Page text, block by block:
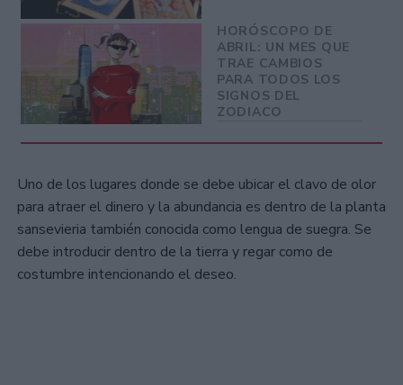
HORÓSCOPO DE
ABRIL: UN MES QUE
TRAE CAMBIOS
PARA TODOS LOS
SIGNOS DEL
ZODIACO
Uno de los lugares donde se debe ubicar el clavo de olor
para atraer el dinero y la abundancia es dentro de la planta
sansevieria también conocida como lengua de suegra. Se
debe introducir dentro de la tierra y regar como de
costumbre intencionando el deseo.